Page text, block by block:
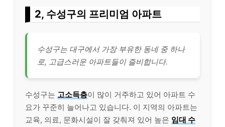
2, 수성구의 프리미엄 아파트
수성구는 대구에서 가장 부유한동네 중 하나
로, 고급스러운 아파트들이 즐비합니다.
수성구는 고소득층이 많이 거주하고 있어 아파트 수
요가 꾸준히 늘어나고 있습니다. 이 지역의 아파트는
교육, 의료, 문화시설이 잘 갖춰져 있어 높은 임대 수